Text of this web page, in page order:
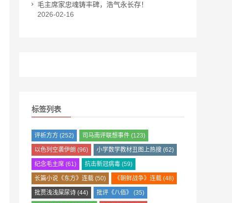
毛主席家忠魂铸丰碑，浩气永长存！
2026-02-16
标签列表
评析方方 (252) 司马南评联想事件 (123)
以色列空袭伊朗 (96) 小学数学教材丑图上热搜 (62)
纪念毛主席 (61) 抗击新冠病毒 (59)
长篇小说《东方》连载 (50) 《朝鲜战争》连载 (48)
批贾浅浅屎尿诗 (44) 批评《八佰》 (35)